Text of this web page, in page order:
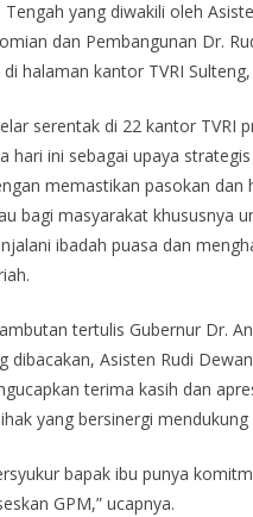
Tengah yang diwakili oleh
dan Pembangunan Dr.
di halaman kantor TVRI
serentak di 22 kantor TVRI
hari ini sebagai upaya
memastikan pasokan dan
bagi masyarakat khususnya
ibadah puasa dan
tertulis Gubernur Dr.
dibacakan, Asisten Rudi
terima kasih dan
yang bersinergi mendukung
bapak ibu punya
GPM,” ucapnya.